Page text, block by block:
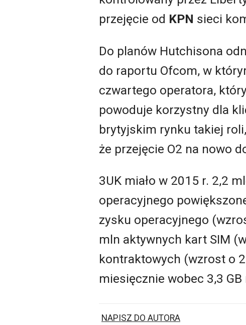
przejęcie od KPN sieci
Do planów Hutchisona
do raportu Ofcom, w
czwartego operatora,
powoduje korzystny dla
brytyjskim rynku takiej
że przejęcie O2 na nowo
3UK miało w 2015 r. 2,2
operacyjnego
zysku operacyjnego
mln aktywnych kart SIM
kontraktowych (wzrost o
miesięcznie wobec 3,3
NAPISZ DO AUTORA